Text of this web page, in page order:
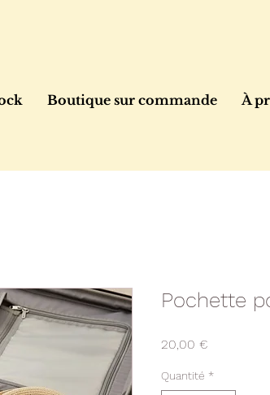
Boutique sur commande À
Pochette
20,00 €
Quantité *